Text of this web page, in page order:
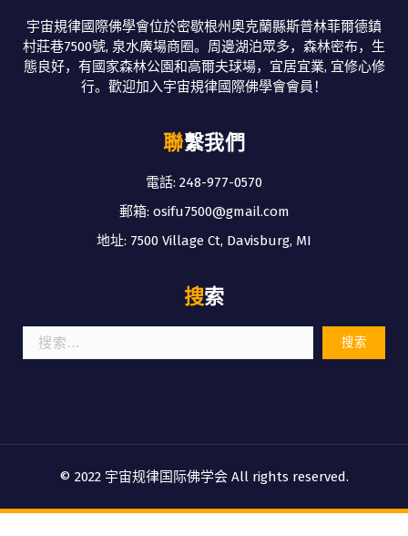
宇宙規律國際佛學會位於密歇根州奧克蘭縣斯普林菲爾德鎮
村莊巷7500號, 泉水廣場商圈。周邊湖泊眾多，森林密布，生
態良好，有國家森林公園和高爾夫球場，宜居宜業, 宜修心修
行。歡迎加入宇宙規律國際佛學會會員！
聯繫我們
電話: 248-977-0570
郵箱: osifu7500@gmail.com
地址: 7500 Village Ct, Davisburg, MI
搜索
索：
© 2022 宇宙规律国际佛学会 All rights reserved.